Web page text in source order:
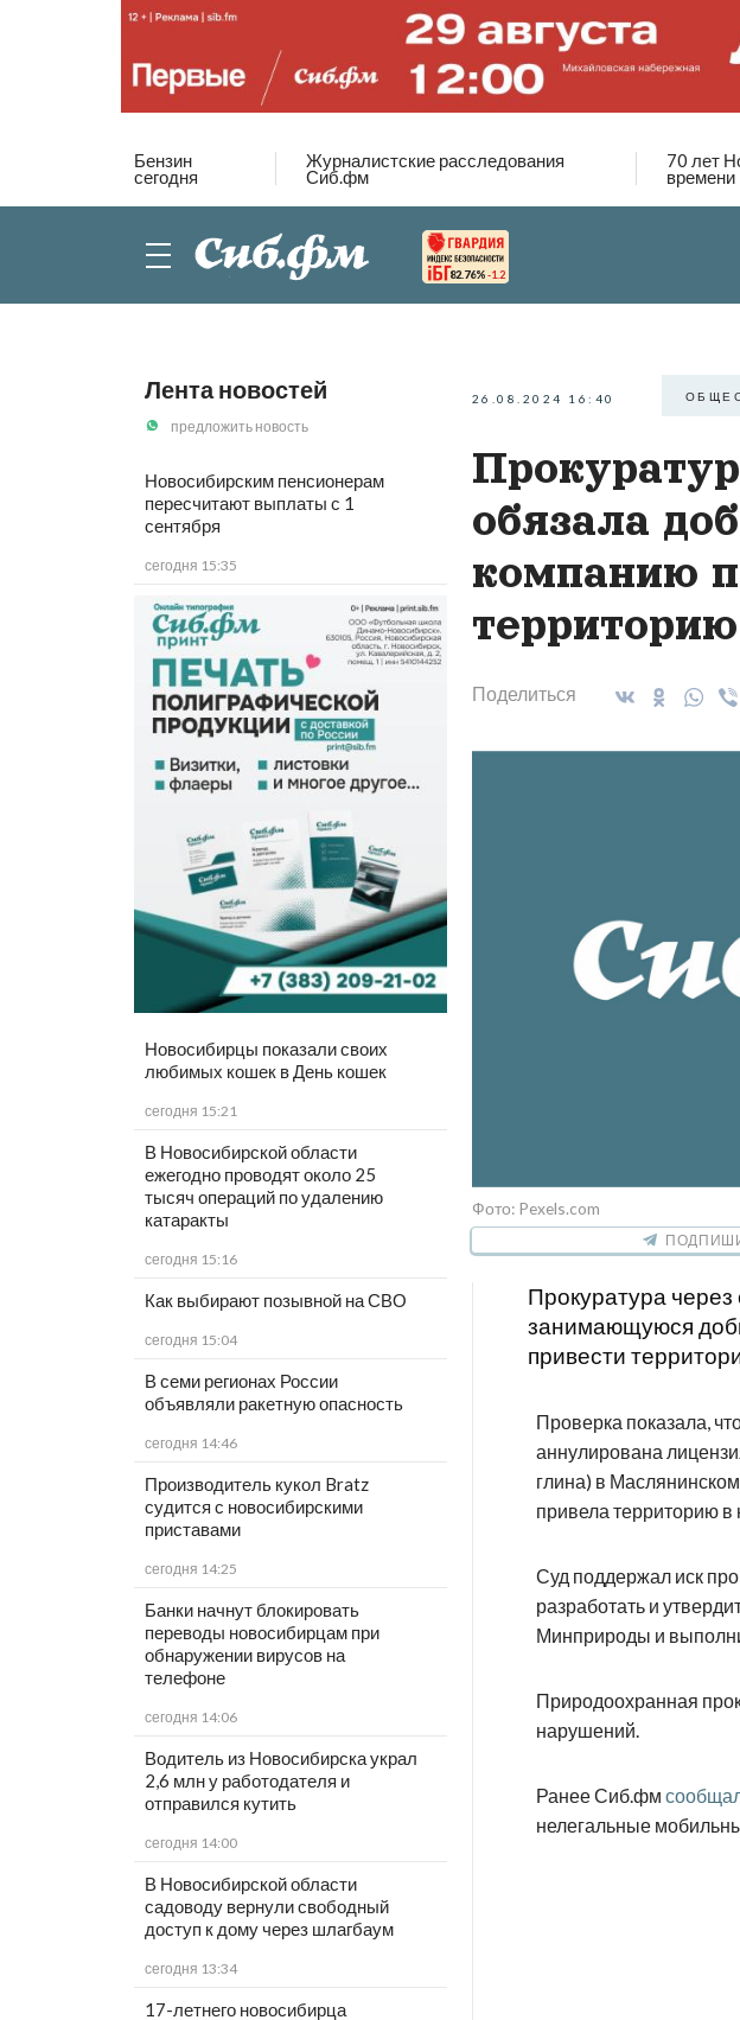
Бензин
сегодня
Журналистские расследования
Сиб.фм
70 лет
времени
82.76% -1.2
Лента новостей
предложить новость
Новосибирским пенсионерам
пересчитают выплаты с 1
сентября
сегодня 15:35
Новосибирцы показали своих
любимых кошек в День кошек
сегодня 15:21
В Новосибирской области
ежегодно проводят около 25
тысяч операций по удалению
катаракты
сегодня 15:16
Как выбирают позывной на СВО
сегодня 15:04
В семи регионах России
объявляли ракетную опасность
сегодня 14:46
Производитель кукол Bratz
судится с новосибирскими
приставами
сегодня 14:25
Банки начнут блокировать
переводы новосибирцам при
обнаружении вирусов на
телефоне
сегодня 14:06
Водитель из Новосибирска украл
2,6 млн у работодателя и
отправился кутить
сегодня 14:00
В Новосибирской области
садоводу вернули свободный
доступ к дому через шлагбаум
сегодня 13:34
17-летнего новосибирца
26.08.2024 16:40
обязала
компанию
Поделиться
Фото: Pexels.com
Прокуратура
занимающуюся
привести
Проверка показала,
аннулирована
глина) в
привела территорию
Суд поддержал иск
разработать и
Минприроды и
Природоохранная
нарушений.
Ранее Сиб.фм
нелегальные